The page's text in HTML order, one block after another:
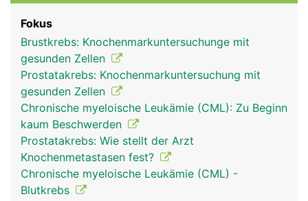
Rubriken
Blutzellen gebildet, die wichtige Aufgaben erfüllen.
Diese umfassen die roten Blutkörperchen
(Erythrozyten) zum Sauerstofftransport im Blut,
die weissen Blutkörperchen (Leukozyten) zur
Abwehr von Infektionen und die Blutplättchen
(Thrombozyten) zur Blutstillung. Im Knochenmark
wird ausserdem ein Teil des Blutes als "Reserve"
gespeichert. Bei einer Verletzung mit schnellem
Blutverlust können diese Blutreserven
herangezogen werden. Knochenmark ist nicht zu
verwechseln mit dem Rückenmark in der
Fokus
Brustkrebs: Knochenmarkuntersuchunge mit
gesunden Zellen
Prostatakrebs: Knochenmarkuntersuchung mit
gesunden Zellen
Chronische myeloische Leukämie (CML): Zu Beginn
kaum Beschwerden
Prostatakrebs: Wie stellt der Arzt
Knochenmetastasen fest?
Chronische myeloische Leukämie (CML) -
Blutkrebs